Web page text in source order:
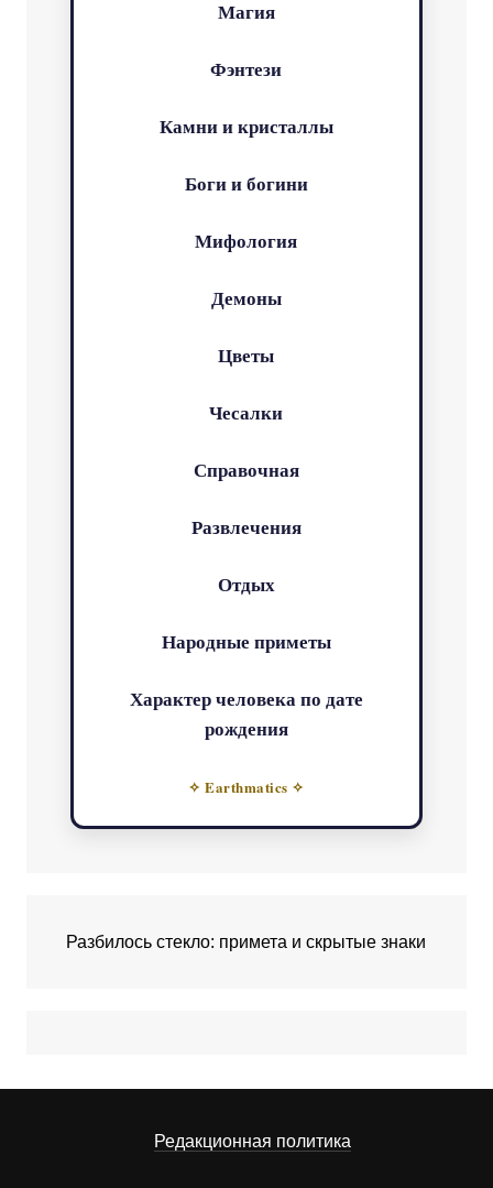
Магия
Фэнтези
Камни и кристаллы
Боги и богини
Мифология
Демоны
Цветы
Чесалки
Справочная
Развлечения
Отдых
Народные приметы
Характер человека по дате
рождения
✧ Earthmatics ✧
Разбилось стекло: примета и скрытые знаки
Редакционная политика